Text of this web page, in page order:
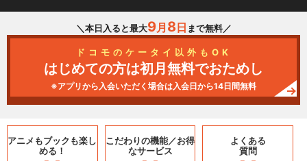
＼本日入ると最大9月 8日 まで無料／
ドコモのケータイ以外もOK
はじめての方は初月無料でおためし
※アプリから入会いただく場合は入会日から14日間無料
アニメもブックも楽し
める！
こだわりの機能／お得
なサービス
よくある
質問